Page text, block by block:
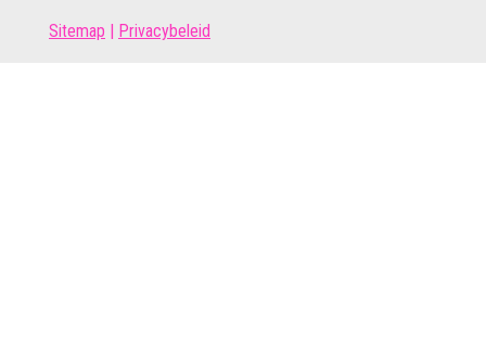
Sitemap Privacybeleid